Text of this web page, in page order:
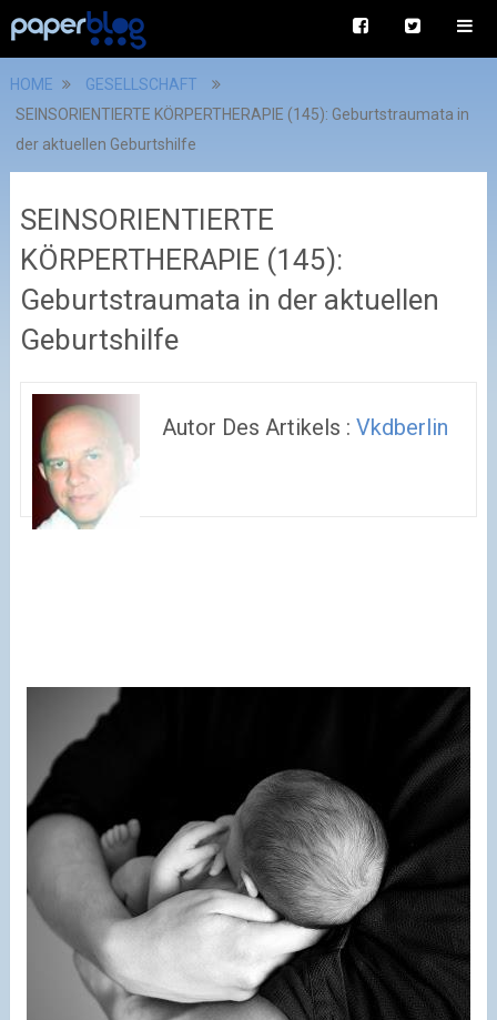
HOME
GESELLSCHAFT
SEINSORIENTIERTE KÖRPERTHERAPIE (145): Geburtstraumata in
der aktuellen Geburtshilfe
SEINSORIENTIERTE
KÖRPERTHERAPIE (145):
Geburtstraumata in der aktuellen
Geburtshilfe
Autor Des Artikels :Vkdberlin